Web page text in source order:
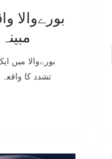
بورےوالا
بورےوالا میں
تشدد کا